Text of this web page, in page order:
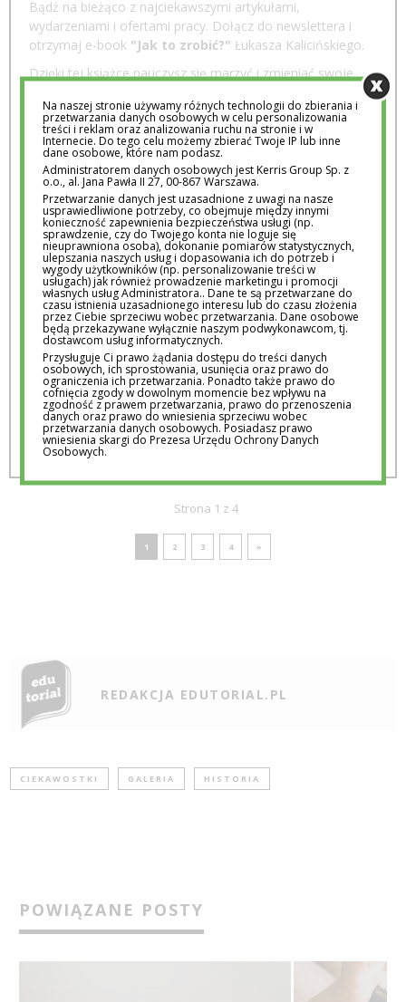
Bądź na bieżąco z najciekawszymi artykułami,
wydarzeniami i ofertami pracy. Dołącz do newslettera i
otrzymaj e-book "Jak to zrobić?" Łukasza Kalicińskiego.
Dzięki tej książce nauczysz się marzyć i zmieniać swoje
Wyrażam zgodę na otrzymywanie informacji handlowych na podany przeze
mnie adres poczty elektronicznej, wysyłanych przez Kerris Group Sp. z o.o.
1. Przetwarzamy wyłącznie Pani/Pana adres imię, nazwisko, numer IP, e-mail.
2. Administratorem danych osobowych jest Kerris Group Sp. z o.o., al. Jana Pawła
II 27, 00-867 Warszawa.
3. Dane osobowe będą przetwarzane w celach marketingowych, na podstawie art.
6 ust. 1 lit. f) rozporządzenia o ochronie danych osobowych z dnia 27 kwietnia
2016 r. (RODO).
4. Podanie danych osobowych jest dobrowolne, jednakże brak wyrażenia zgody na
przetwarzanie danych uniemożliwia otrzymywanie wiadomości od nas.
5. Dane osobowe będą przechowywane przez okres do dnia wypisania się
Pani/Pana z newslettera.
6. Przysługuje Panu/Pani prawo żądania dostępu do treści danych osobowych, ich
sprostowania, usunięcia oraz prawo do ograniczenia ich przetwarzania. Ponadto
także prawo do cofnięcia zgody w dowolnym momencie bez wpływu na zgodność
z prawem przetwarzania, prawo do przenoszenia danych oraz prawo do
wniesienia sprzeciwu wobec przetwarzania danych osobowych,
7. Posiada Pan/Pani prawo wniesienia skargi do Prezesa Urzędu Ochrony Danych
Osobowych.
8. Dane osobowe będą przekazywane wyłącznie naszym podwykonawcom, tj.
dostawcom usług informatycznych.
Strona 1 z 4
1 2 3 4 »
REDAKCJA EDUTORIAL.PL
CIEKAWOSTKI GALERIA HISTORIA
POWIĄZANE POSTY
Na naszej stronie używamy różnych technologii do zbierania i
przetwarzania danych osobowych w celu personalizowania
treści i reklam oraz analizowania ruchu na stronie i w
Internecie. Do tego celu możemy zbierać Twoje IP lub inne
dane osobowe, które nam podasz.
Administratorem danych osobowych jest Kerris Group Sp. z
o.o., al. Jana Pawła II 27, 00-867 Warszawa.
Przetwarzanie danych jest uzasadnione z uwagi na nasze
usprawiedliwione potrzeby, co obejmuje między innymi
konieczność zapewnienia bezpieczeństwa usługi (np.
sprawdzenie, czy do Twojego konta nie loguje się
nieuprawniona osoba), dokonanie pomiarów statystycznych,
ulepszania naszych usług i dopasowania ich do potrzeb i
wygody użytkowników (np. personalizowanie treści w
usługach) jak również prowadzenie marketingu i promocji
własnych usług Administratora.. Dane te są przetwarzane do
czasu istnienia uzasadnionego interesu lub do czasu złożenia
przez Ciebie sprzeciwu wobec przetwarzania. Dane osobowe
będą przekazywane wyłącznie naszym podwykonawcom, tj.
dostawcom usług informatycznych.
Przysługuje Ci prawo żądania dostępu do treści danych
osobowych, ich sprostowania, usunięcia oraz prawo do
ograniczenia ich przetwarzania. Ponadto także prawo do
cofnięcia zgody w dowolnym momencie bez wpływu na
zgodność z prawem przetwarzania, prawo do przenoszenia
danych oraz prawo do wniesienia sprzeciwu wobec
przetwarzania danych osobowych. Posiadasz prawo
wniesienia skargi do Prezesa Urzędu Ochrony Danych
Osobowych.